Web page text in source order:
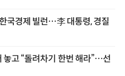
국경제 빌런…李 대통령, 경질
놓고 “돌려차기 한번 해라”…선